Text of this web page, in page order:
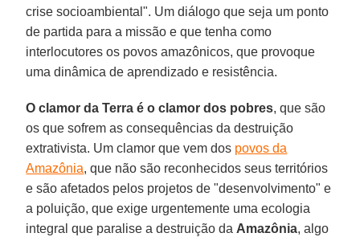
crise socioambiental". Um diálogo que seja um ponto
de partida para a missão e que tenha como
interlocutores os povos amazônicos, que provoque
uma dinâmica de aprendizado e resistência.
O clamor da Terra é o clamor dos pobres, que são
os que sofrem as consequências da destruição
extrativista. Um clamor que vem dos povos da
Amazônia, que não são reconhecidos seus territórios
e são afetados pelos projetos de "desenvolvimento" e
a poluição, que exige urgentemente uma ecologia
integral que paralise a destruição da Amazônia, algo